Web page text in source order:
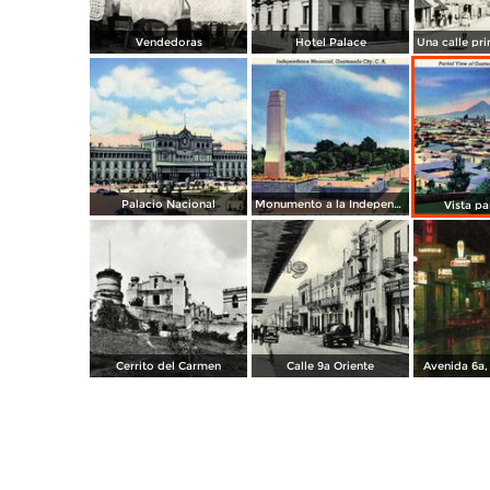
Vendedoras Hotel Palace
Palacio Nacional Monumento a la Independencia Vista
Cerrito del Carmen Calle 9a Oriente Avenida